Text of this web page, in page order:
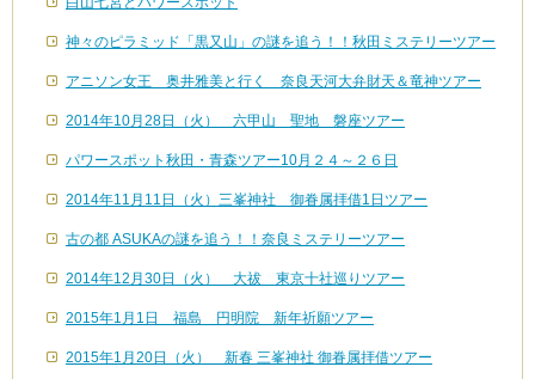
神々のピラミッド「黒又山」の謎を追う！！秋田ミステリーツアー
アニソン女王 奥井雅美と行く 奈良天河大弁財天＆竜神ツアー
2014年10月28日（火） 六甲山 聖地 磐座ツアー
パワースポット秋田・青森ツアー10月２４～２６日
2014年11月11日（火）三峯神社 御眷属拝借1日ツアー
古の都 ASUKAの謎を追う！！奈良ミステリーツアー
2014年12月30日（火） 大祓 東京十社巡りツアー
2015年1月1日 福島 円明院 新年祈願ツアー
2015年1月20日（火） 新春 三峯神社 御眷属拝借ツアー